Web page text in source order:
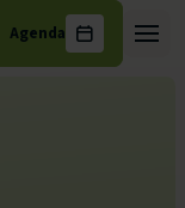
Agenda